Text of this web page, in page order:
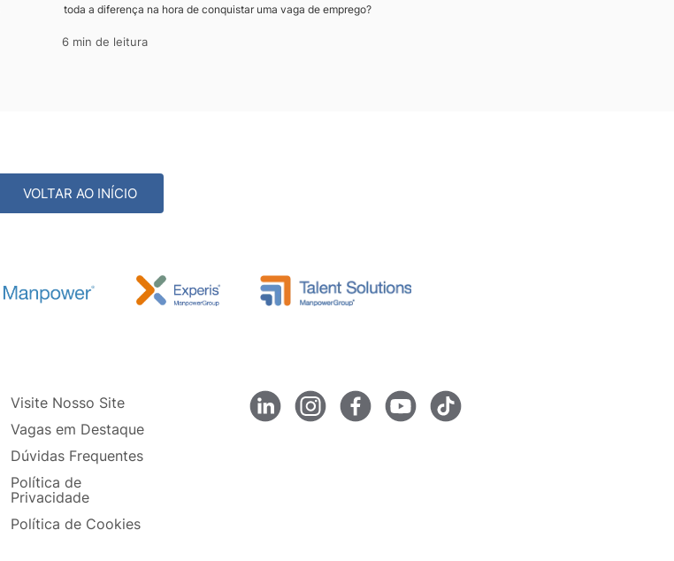
toda a diferença na hora de conquistar uma vaga de emprego?
6 min de leitura
VOLTAR AO INÍCIO
Visite Nosso Site
Vagas em Destaque
Dúvidas Frequentes
Política de
Privacidade
Política de Cookies